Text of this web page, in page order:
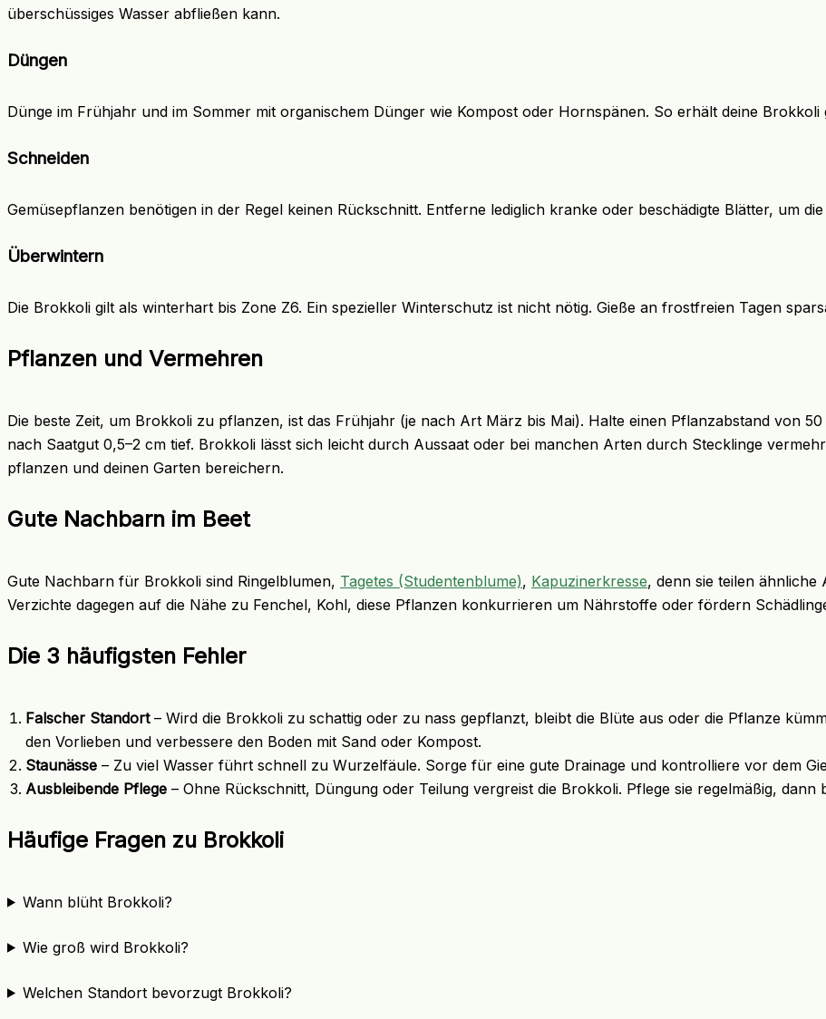
überschüssiges Wasser abfließen kann.
Düngen
Dünge im Frühjahr und im Sommer mit organischem Dünger wie Kompost oder Hornspänen. So erhält deine
Schneiden
Gemüsepflanzen benötigen in der Regel keinen Rückschnitt. Entferne lediglich kranke oder beschädigte Blätter, um
Überwintern
Die Brokkoli gilt als winterhart bis Zone Z6. Ein spezieller Winterschutz ist nicht nötig. Gieße an frostfreien Tagen
Pflanzen und Vermehren
Die beste Zeit, um Brokkoli zu pflanzen, ist das Frühjahr (je nach Art März bis Mai). Halte einen Pflanzabstand von
nach Saatgut 0,5–2 cm tief. Brokkoli lässt sich leicht durch Aussaat oder bei manchen Arten durch Stecklinge
pflanzen und deinen Garten bereichern.
Gute Nachbarn im Beet
Gute Nachbarn für Brokkoli sind Ringelblumen, Tagetes (Studentenblume), Kapuzinerkresse, denn sie teilen ähnliche
Verzichte dagegen auf die Nähe zu Fenchel, Kohl, diese Pflanzen konkurrieren um Nährstoffe oder fördern
Die 3 häufigsten Fehler
Falscher Standort– Wird die Brokkoli zu schattig oder zu nass gepflanzt, bleibt die Blüte aus oder die Pflanze
den Vorlieben und verbessere den Boden mit Sand oder Kompost.
Staunässe – Zu viel Wasser führt schnell zu Wurzelfäule. Sorge für eine gute Drainage und kontrolliere vor dem
Ausbleibende Pflege – Ohne Rückschnitt, Düngung oder Teilung vergreist die Brokkoli. Pflege sie regelmäßig, dann
Häufige Fragen zu Brokkoli
Wann blüht Brokkoli?
Wie groß wird Brokkoli?
Welchen Standort bevorzugt Brokkoli?